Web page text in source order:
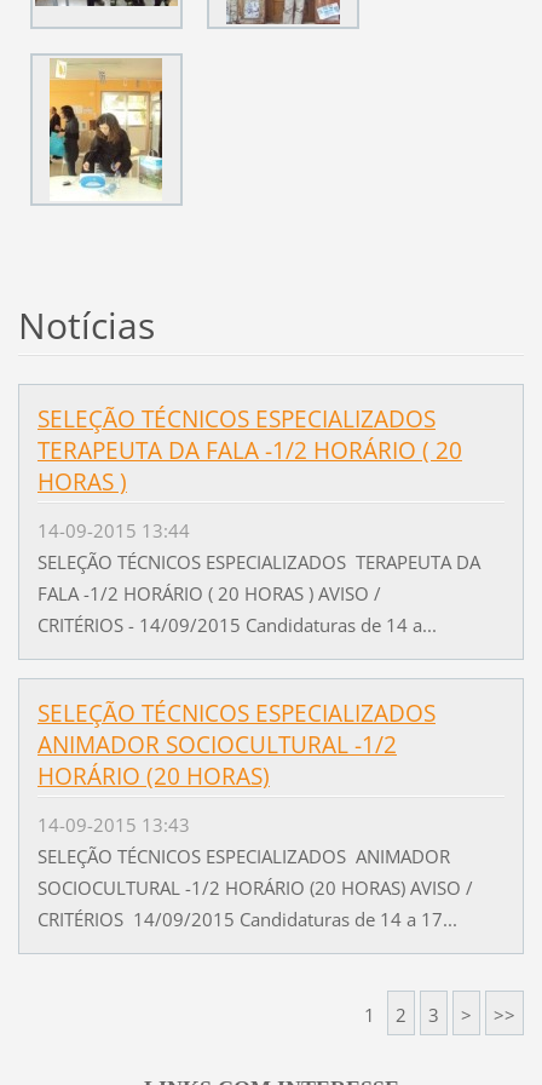
Notícias
SELEÇÃO TÉCNICOS ESPECIALIZADOS
TERAPEUTA DA FALA -1/2 HORÁRIO ( 20
HORAS )
14-09-2015 13:44
SELEÇÃO TÉCNICOS ESPECIALIZADOS TERAPEUTA DA
FALA -1/2 HORÁRIO ( 20 HORAS ) AVISO /
CRITÉRIOS - 14/09/2015 Candidaturas de 14 a...
SELEÇÃO TÉCNICOS ESPECIALIZADOS
ANIMADOR SOCIOCULTURAL -1/2
HORÁRIO (20 HORAS)
14-09-2015 13:43
SELEÇÃO TÉCNICOS ESPECIALIZADOS ANIMADOR
SOCIOCULTURAL -1/2 HORÁRIO (20 HORAS) AVISO /
CRITÉRIOS 14/09/2015 Candidaturas de 14 a 17...
1 2 3 > >>